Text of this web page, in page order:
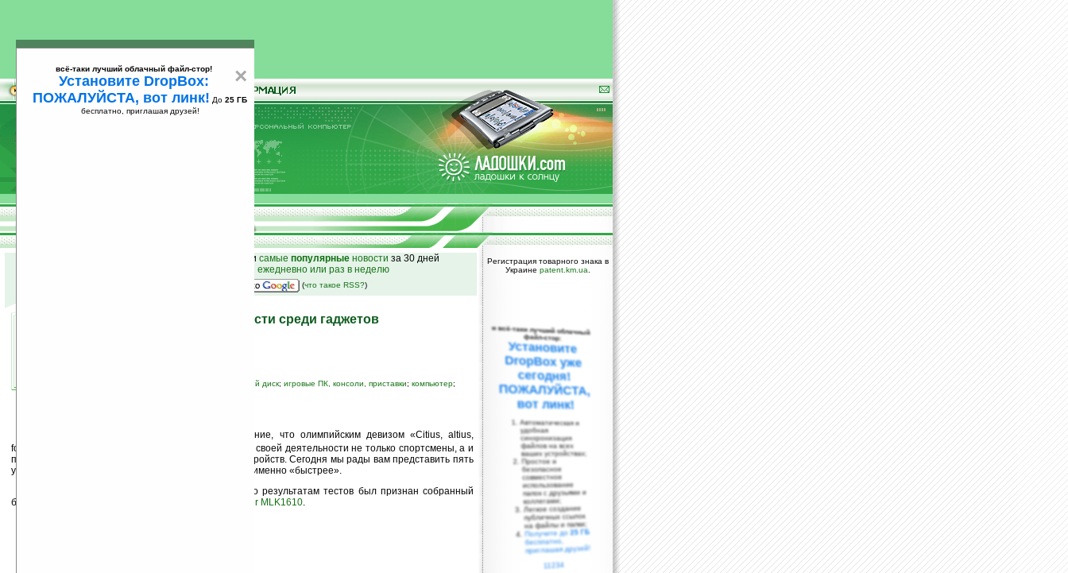
25
и самые популярные новости за 30 дней
на email ежедневно или раз в неделю
(что такое RSS?)
«Рекордсмены» по скорости среди гаджетов
жесткий диск; игровые ПК, консоли, приставки; компьютер;
последнее время складывается впечатление, что олимпийским девизом «Citius, altius,
fortius» (Быстрее, выше, сильнее) руководствуются в своей деятельности не только спортсмены, а и
производители различных высокотехнологичных устройств. Сегодня мы рады вам представить пять
устройств-«чемпионов» по первой части девиза — а именно «быстрее».
Самым быстрым настольным компьютером по результатам тестов был признан собранный
британской компанией
Fi7epower MLK1610.
Регистрация товарного знака в
Украине patent.km.ua
×
всё-таки лучший облачный файл-стор!
Установите DropBox:
ПОЖАЛУЙСТА, вот линк! До 25 ГБ
бесплатно, приглашая друзей!
и всё-таки лучший облачный
файл-стор:
Установите
DropBox уже
сегодня!
ПОЖАЛУЙСТА,
вот линк!
Автоматическая и
удобная
синхронизация
файлов на всех
ваших устройствах;
Простое и
безопасное
совместное
использование
папок с друзьями и
коллегами;
Легкое создание
публичных ссылок
на файлы и папки;
Получите до25 ГБ
бесплатно,
приглашая друзей!
11234